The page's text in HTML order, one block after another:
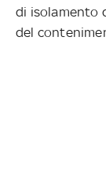
di isolamento
del